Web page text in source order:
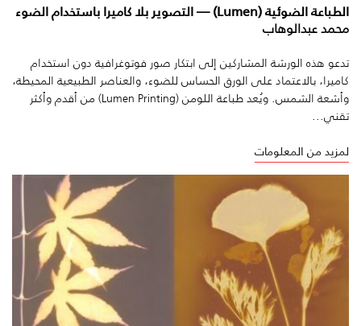
الطباعة الضوئية (Lumen) — التصوير بلا كاميرا باستخدام الضوء
محمد عبدالوهاب
تدعو هذه الورشة المشاركين إلى ابتكار صور فوتوغرافية دون استخدام
كاميرا، بالاعتماد على الورق الحساس للضوء، والعناصر الطبيعية المحيطة،
وأشعة الشمس. ويُعد طباعة اللومن (Lumen Printing) من أقدم وأكثر
تقني...
لمزيد من المعلومات